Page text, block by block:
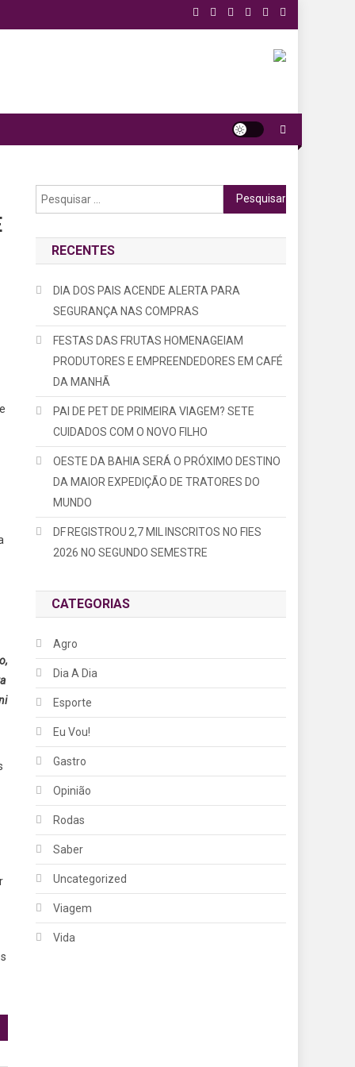
Pesquisar
por:
RECENTES
DIA DOS PAIS ACENDE ALERTA PARA
SEGURANÇA NAS COMPRAS
FESTAS DAS FRUTAS HOMENAGEIAM
PRODUTORES E EMPREENDEDORES EM CAFÉ
DA MANHÃ
PAI DE PET DE PRIMEIRA VIAGEM? SETE
CUIDADOS COM O NOVO FILHO
OESTE DA BAHIA SERÁ O PRÓXIMO DESTINO
DA MAIOR EXPEDIÇÃO DE TRATORES DO
MUNDO
DF REGISTROU 2,7 MIL INSCRITOS NO FIES
2026 NO SEGUNDO SEMESTRE
CATEGORIAS
Agro
Dia A Dia
Esporte
Eu Vou!
Gastro
Opinião
Rodas
Saber
Uncategorized
Viagem
Vida